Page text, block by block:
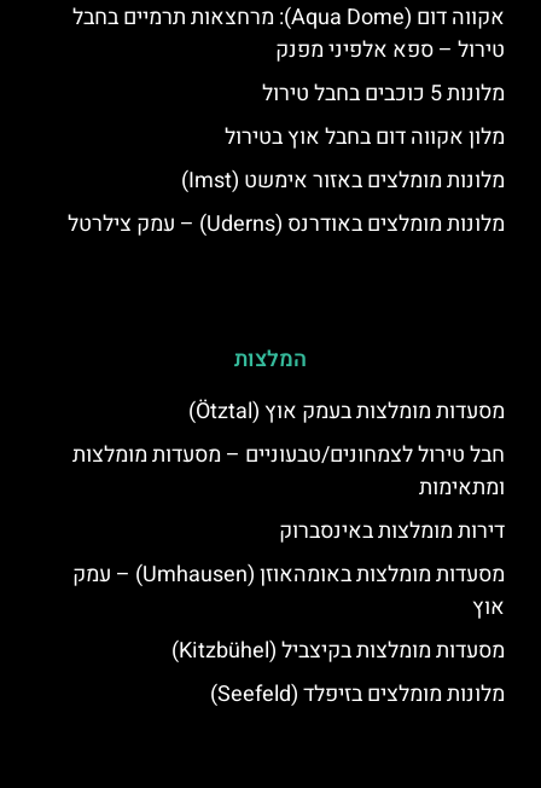
אקווה דום (Aqua Dome): מרחצאות תרמיים בחבל
טירול – ספא אלפיני מפנק
מלונות 5 כוכבים בחבל טירול
מלון אקווה דום בחבל אוץ בטירול
מלונות מומלצים באזור אימשט (Imst)
מלונות מומלצים באודרנס (Uderns) – עמק צילרטל
המלצות
מסעדות מומלצות בעמק אוץ (Ötztal)
חבל טירול לצמחונים/טבעוניים – מסעדות מומלצות
ומתאימות
דירות מומלצות באינסברוק
מסעדות מומלצות באומהאוזן (Umhausen) – עמק
אוץ
מסעדות מומלצות בקיצביל (Kitzbühel)
מלונות מומלצים בזיפלד (Seefeld)